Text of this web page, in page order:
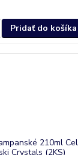
Pridať do košíka